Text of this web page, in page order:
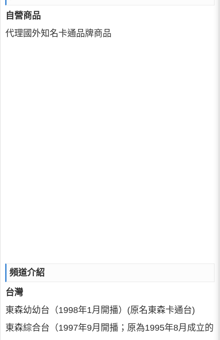
自營商品
代理國外知名卡通品牌商品
頻道介紹
台灣
東森幼幼台（1998年1月開播）(原名東森卡通台)
東森綜合台（1997年9月開播；原為1995年8月成立的